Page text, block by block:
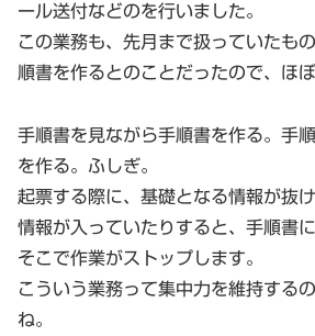
ール送付などのを行いました。
この業務も、先月まで扱っていたも
順書を作るとのことだったので、ほ
手順書を見ながら手順書を作る。手
を作る。ふしぎ。
起票する際に、基礎となる情報が抜
情報が入っていたりすると、手順書
そこで作業がストップします。
こういう業務って集中力を維持する
ね。